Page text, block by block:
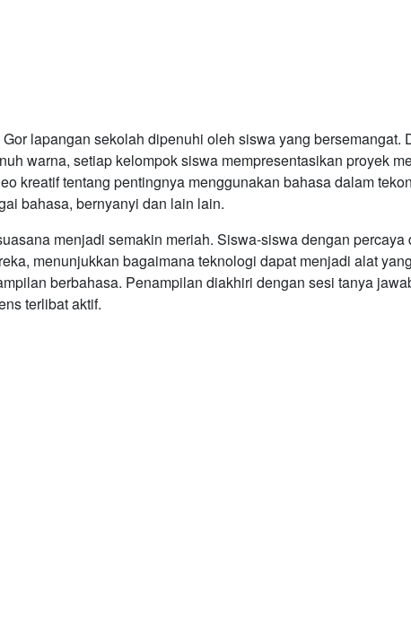
lapangan sekolah dipenuhi oleh siswa yang bersemangat.
warna, setiap kelompok siswa mempresentasikan proyek
kreatif tentang pentingnya menggunakan bahasa dalam
bahasa, bernyanyi dan lain lain.
menjadi semakin meriah. Siswa-siswa dengan percaya
menunjukkan bagaimana teknologi dapat menjadi alat
berbahasa. Penampilan diakhiri dengan sesi tanya
terlibat aktif.